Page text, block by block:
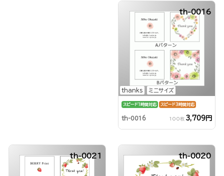
thanks ミニサイズ
th-0016
スピード1時間対応 スピード3時間対応
th-0016 100枚 3,709円
th-0021 th-0020